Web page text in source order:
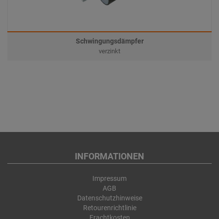
Schwingungsdämpfer
verzinkt
INFORMATIONEN
Impressum
AGB
Datenschutzhinweise
Retourenrichtlinie